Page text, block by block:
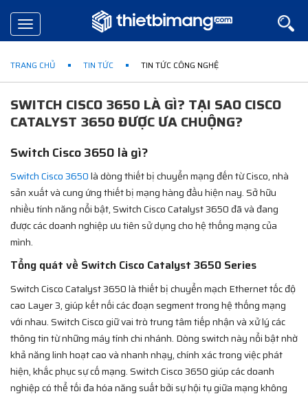
Toggle
navigation
TRANG CHỦ TIN TỨC TIN TỨC CÔNG NGHỆ
SWITCH CISCO 3650 LÀ GÌ? TẠI SAO CISCO
CATALYST 3650 ĐƯỢC ƯA CHUỘNG?
Switch Cisco 3650 là gì?
Switch Cisco 3650là dòng thiết bị chuyển mạng đến từ Cisco, nhà
sản xuất và cung ứng thiết bị mạng hàng đầu hiện nay. Sở hữu
nhiều tính năng nổi bật, Switch Cisco Catalyst 3650 đã và đang
được các doanh nghiệp ưu tiên sử dụng cho hệ thống mạng của
mình.
Tổng quát về Switch Cisco Catalyst 3650 Series
Switch Cisco Catalyst 3650 là thiết bị chuyển mạch Ethernet tốc độ
cao Layer 3, giúp kết nối các đoạn segment trong hệ thống mạng
với nhau. Switch Cisco giữ vai trò trung tâm tiếp nhận và xử lý các
thông tin từ những máy tính chi nhánh. Dòng switch này nổi bật nhờ
khả năng linh hoạt cao và nhanh nhạy, chính xác trong việc phát
hiện, khắc phục sự cố mạng. Switch Cisco 3650 giúp các doanh
nghiệp có thể tối đa hóa năng suất bởi sự hội tụ giữa mạng không